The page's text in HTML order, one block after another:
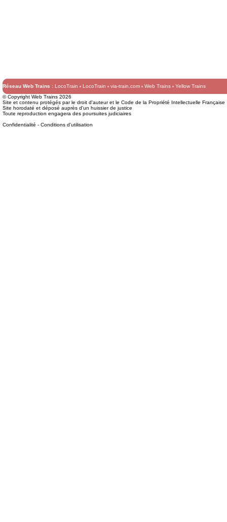
Réseau Web Trains : LocoTrain LocoTrain via-train.com Web Trains
Yellow Trains
© Copyright Web Trains 2026
Site et contenu protégés par le droit d'auteur et le Code de la Propriété Intellectuelle Française
Site horodaté et déposé auprès d'un huissier de justice
Toute reproduction engagera des poursuites judiciaires
Confidentialité - Conditions d'utilisation